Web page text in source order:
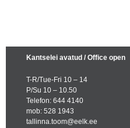
Kantselei avatud / Office open
T-R/Tue-Fri 10 – 14
P/Su 10 – 10.50
Telefon: 644 4140
mob: 528 1943
tallinna.toom@eelk.ee